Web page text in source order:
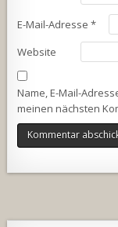
E-Mail-Adresse*
Website
Name, E-Mail-
meinen nächsten